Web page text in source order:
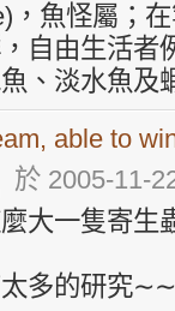
，魚怪屬；
自由生活者
、淡水魚及
able to
於 2005-11-
大一隻寄生
太多的研究∼∼